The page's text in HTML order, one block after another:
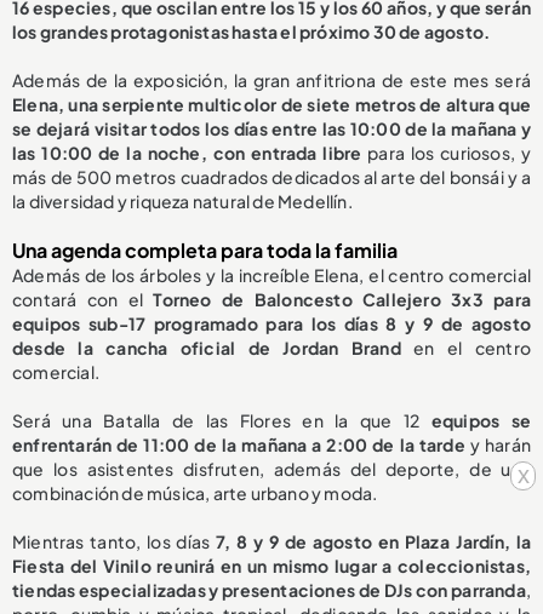
x
16 especies, que oscilan entre los 15 y los 60 años, y que serán
los grandes protagonistas hasta el próximo 30 de agosto.
Además de la exposición, la gran anfitriona de este mes será
Elena, una serpiente multicolor de siete metros de altura que
se dejará visitar todos los días entre las 10:00 de la mañana y
las 10:00 de la noche, con entrada libre para los curiosos, y
más de 500 metros cuadrados dedicados al arte del bonsái y a
la diversidad y riqueza natural de Medellín.
Una agenda completa para toda la familia
Además de los árboles y la increíble Elena, el centro comercial
contará con elTorneo de Baloncesto Callejero 3x3 para
equipos sub-17 programado para los días 8 y 9 de agosto
desde la cancha oficial de Jordan Branden el centro
comercial.
Será una Batalla de las Flores en la que 12 equipos se
enfrentarán de 11:00 de la mañana a 2:00 de la tarde y harán
que los asistentes disfruten, además del deporte, de una
combinación de música, arte urbano y moda.
Mientras tanto, los días 7, 8 y 9 de agosto en Plaza Jardín, la
Fiesta del Vinilo reunirá en un mismo lugar a coleccionistas,
tiendas especializadas y presentaciones de DJs con parranda,